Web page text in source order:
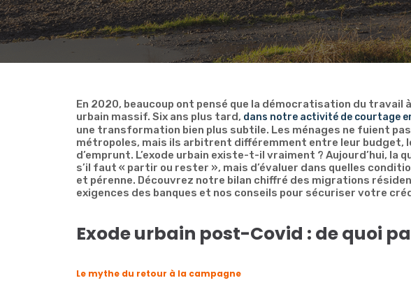
En 2020, beaucoup ont pensé que la démocratisation du travail
urbain massif. Six ans plus tard, dans notre activité de courtage
une transformation bien plus subtile. Les ménages ne fuient
métropoles, mais ils arbitrent différemment entre leur budget,
d’emprunt. L’exode urbain existe-t-il vraiment ? Aujourd’hui, la
s’il faut « partir ou rester », mais d’évaluer dans quelles
et pérenne. Découvrez notre bilan chiffré des migrations
exigences des banques et nos conseils pour sécuriser votre
Exode urbain post-Covid : de quoi
Le mythe du retour à la campagne